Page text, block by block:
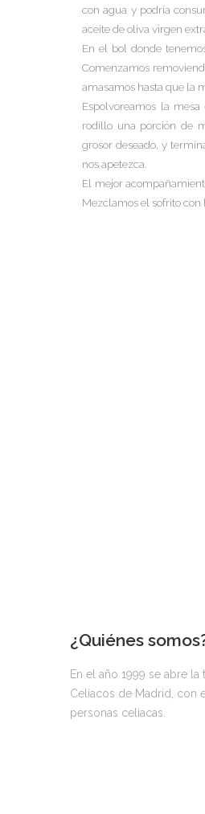
con agua y podría
aceite de oliva virgen
En el bol donde
Comenzamos
amasamos hasta que la
Espolvoreamos la
rodillo una porción de
grosor deseado, y
nos apetezca.
El mejor
Mezclamos el sofrito con
¿Quiénes
En el año 1999 se abre
Celíacos de Madrid, con
personas celiacas.